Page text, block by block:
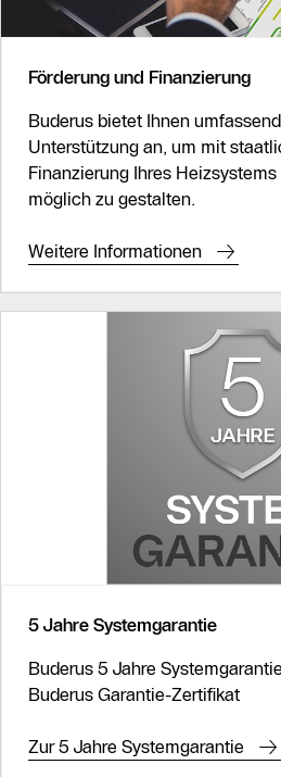
Förderung und Finanzierung
Buderus bietet Ihnen
Unterstützung an, um mit
Finanzierung Ihres
möglich zu gestalten.
Weitere Informationen
5 Jahre Systemgarantie
Buderus 5 Jahre
Buderus Garantie-Zertifikat
Zur 5 Jahre Systemgarantie